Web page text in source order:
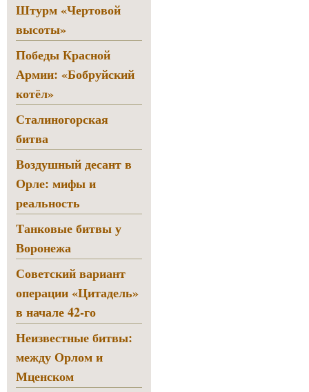
Штурм «Чертовой
высоты»
Победы Красной
Армии: «Бобруйский
котёл»
Сталиногорская
битва
Воздушный десант в
Орле: мифы и
реальность
Танковые битвы у
Воронежа
Советский вариант
операции «Цитадель»
в начале 42-го
Неизвестные битвы:
между Орлом и
Мценском